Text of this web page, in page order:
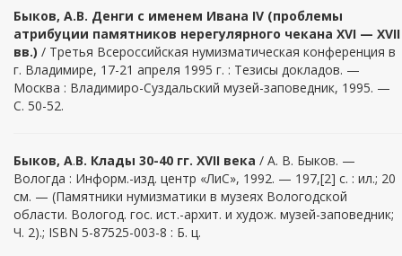
Быков, А.В. Денги с именем Ивана IV (проблемы
атрибуции памятников нерегулярного чекана XVI — XVII
вв.) / Третья Всероссийская нумизматическая конференция в
г. Владимире, 17-21 апреля 1995 г. : Тезисы докладов. —
Москва : Владимиро-Суздальский музей-заповедник, 1995. —
С. 50-52.
Быков, А.В. Клады 30-40 гг. XVII века / А. В. Быков. —
Вологда : Информ.-изд. центр «ЛиС», 1992. — 197,[2] с. : ил.; 20
см. — (Памятники нумизматики в музеях Вологодской
области. Вологод. гос. ист.-архит. и худож. музей-заповедник;
Ч. 2).; ISBN 5-87525-003-8 : Б. ц.